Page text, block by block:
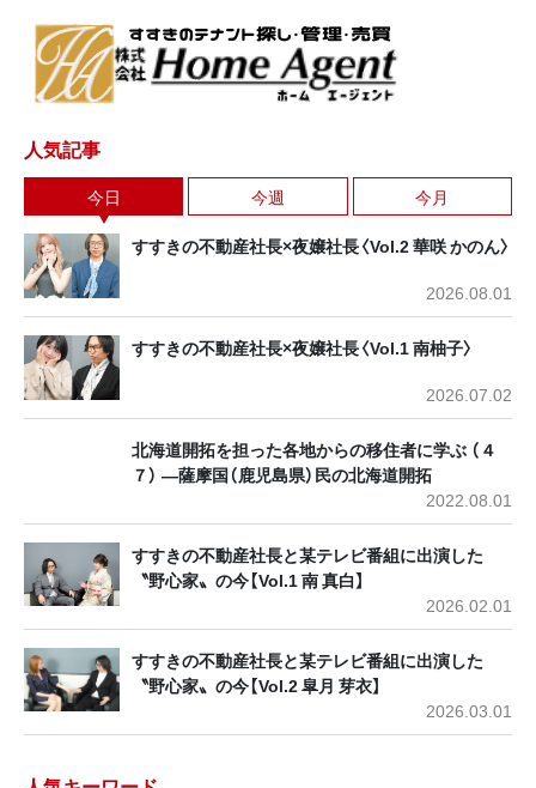
人気記事
今日 今週 今月
すすきの不動産社長×夜嬢社長〈Vol.2 華咲 かのん〉
2026.08.01
すすきの不動産社長×夜嬢社長〈Vol.1 南柚子〉
2026.07.02
北海道開拓を担った各地からの移住者に学ぶ （４
７） ―薩摩国（鹿児島県）民の北海道開拓
2022.08.01
すすきの不動産社長と某テレビ番組に出演した
〝野心家〟の今【Vol.1 南 真白】
2026.02.01
すすきの不動産社長と某テレビ番組に出演した
〝野心家〟の今【Vol.2 皐月 芽衣】
2026.03.01